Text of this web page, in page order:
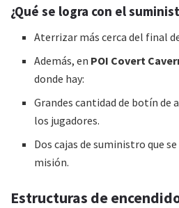
¿Qué se logra con el
Aterrizar más cerca del final
Además, en POI Covert
donde hay:
Grandes cantidad de botín de
los jugadores.
Dos cajas de suministro que
misión.
Estructuras de